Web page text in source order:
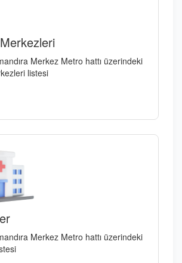
Merkez Metro hattı üzerindeki
listesi
Merkez Metro hattı üzerindeki